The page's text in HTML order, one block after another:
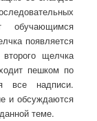
обучающимся
появляется
щелчка
пешком по
все надписи.
и обсуждаются
теме.